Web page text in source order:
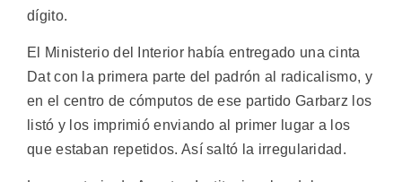
dígito.
El Ministerio del Interior había entregado una cinta
Dat con la primera parte del padrón al radicalismo, y
en el centro de cómputos de ese partido Garbarz los
listó y los imprimió enviando al primer lugar a los
que estaban repetidos. Así saltó la irregularidad.